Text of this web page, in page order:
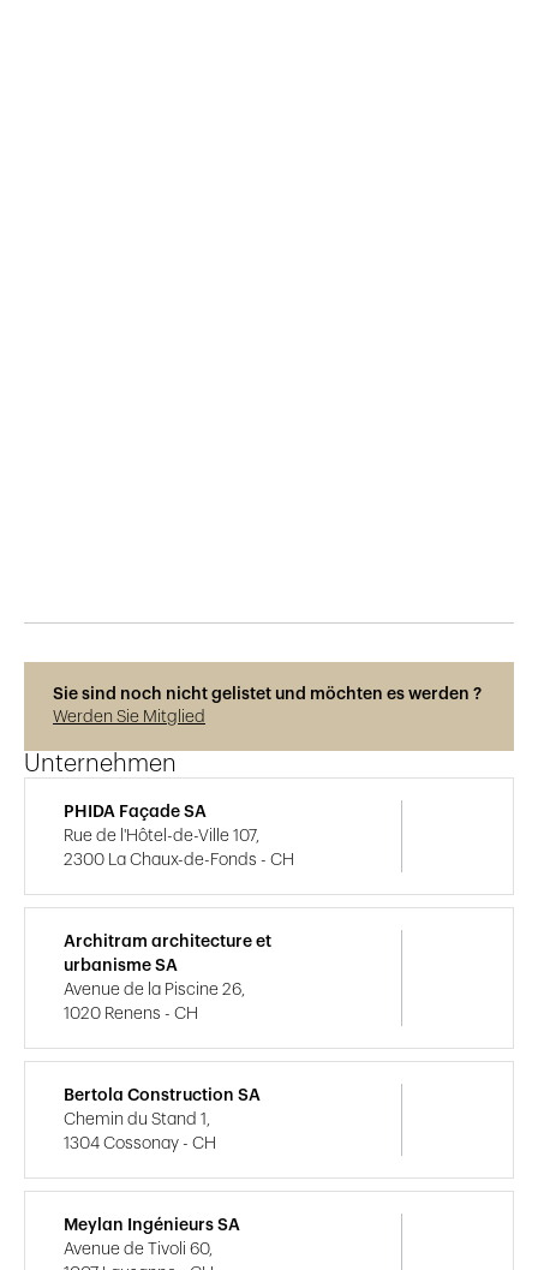
Sie sind noch nicht gelistet und möchten es werden ?
Werden Sie Mitglied
Unternehmen
PHIDA Façade SA
Rue de l'Hôtel-de-Ville 107,
2300 La Chaux-de-Fonds - CH
Architram architecture et
urbanisme SA
Avenue de la Piscine 26,
1020 Renens - CH
Bertola Construction SA
Chemin du Stand 1,
1304 Cossonay - CH
Meylan Ingénieurs SA
Avenue de Tivoli 60,